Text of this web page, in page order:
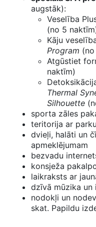
augstāk):
Veselība
(no 5
Kāju
Program
Atgūstiet
naktīm)
Thermal
Silhouette
sporta zāles
teritorija ar parku
dvieļi, halāti un
apmeklējumam
bezvadu
konsježa
laikraksts ar
dzīvā mūzika un
nodokļi un
skat. Papildu